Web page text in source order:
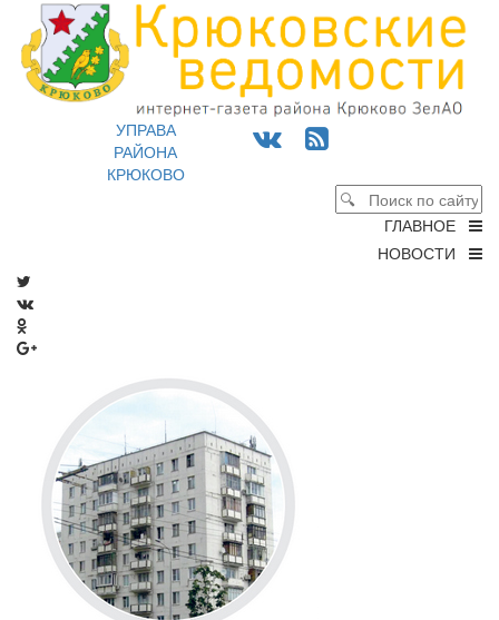
УПРАВА
РАЙОНА
КРЮКОВО
ГЛАВНОЕ
НОВОСТИ